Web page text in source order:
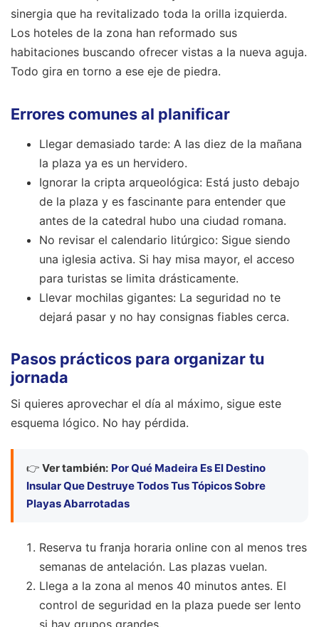
sinergia que ha revitalizado toda la orilla izquierda.
Los hoteles de la zona han reformado sus
habitaciones buscando ofrecer vistas a la nueva aguja.
Todo gira en torno a ese eje de piedra.
Errores comunes al planificar
Llegar demasiado tarde: A las diez de la mañana
la plaza ya es un hervidero.
Ignorar la cripta arqueológica: Está justo debajo
de la plaza y es fascinante para entender que
antes de la catedral hubo una ciudad romana.
No revisar el calendario litúrgico: Sigue siendo
una iglesia activa. Si hay misa mayor, el acceso
para turistas se limita drásticamente.
Llevar mochilas gigantes: La seguridad no te
dejará pasar y no hay consignas fiables cerca.
Pasos prácticos para organizar tu
jornada
Si quieres aprovechar el día al máximo, sigue este
esquema lógico. No hay pérdida.
👉 Ver también: Por Qué Madeira Es El Destino
Insular Que Destruye Todos Tus Tópicos Sobre
Playas Abarrotadas
Reserva tu franja horaria online con al menos tres
semanas de antelación. Las plazas vuelan.
Llega a la zona al menos 40 minutos antes. El
control de seguridad en la plaza puede ser lento
si hay grupos grandes.